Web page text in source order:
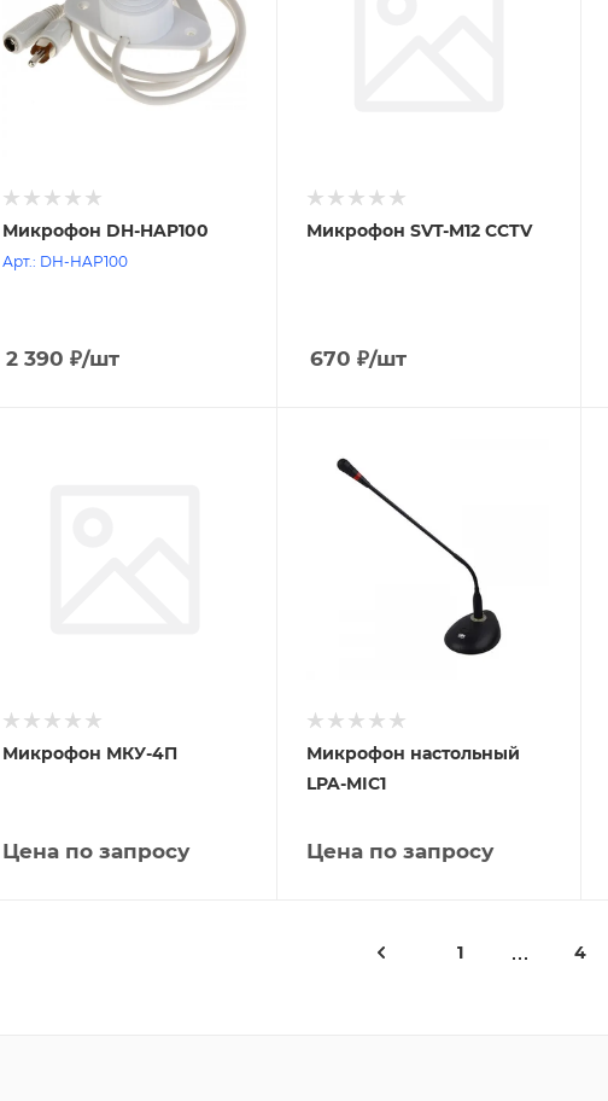
Микрофон DH-HAP100
Арт.: DH-HAP100
2 390 ₽/шт
Микрофон SVT-M12 CCTV
670 ₽/шт
Микрофон МКУ-4П
Цена по запросу
Микрофон настольный
LPA-MIC1
Цена по запросу
1 4